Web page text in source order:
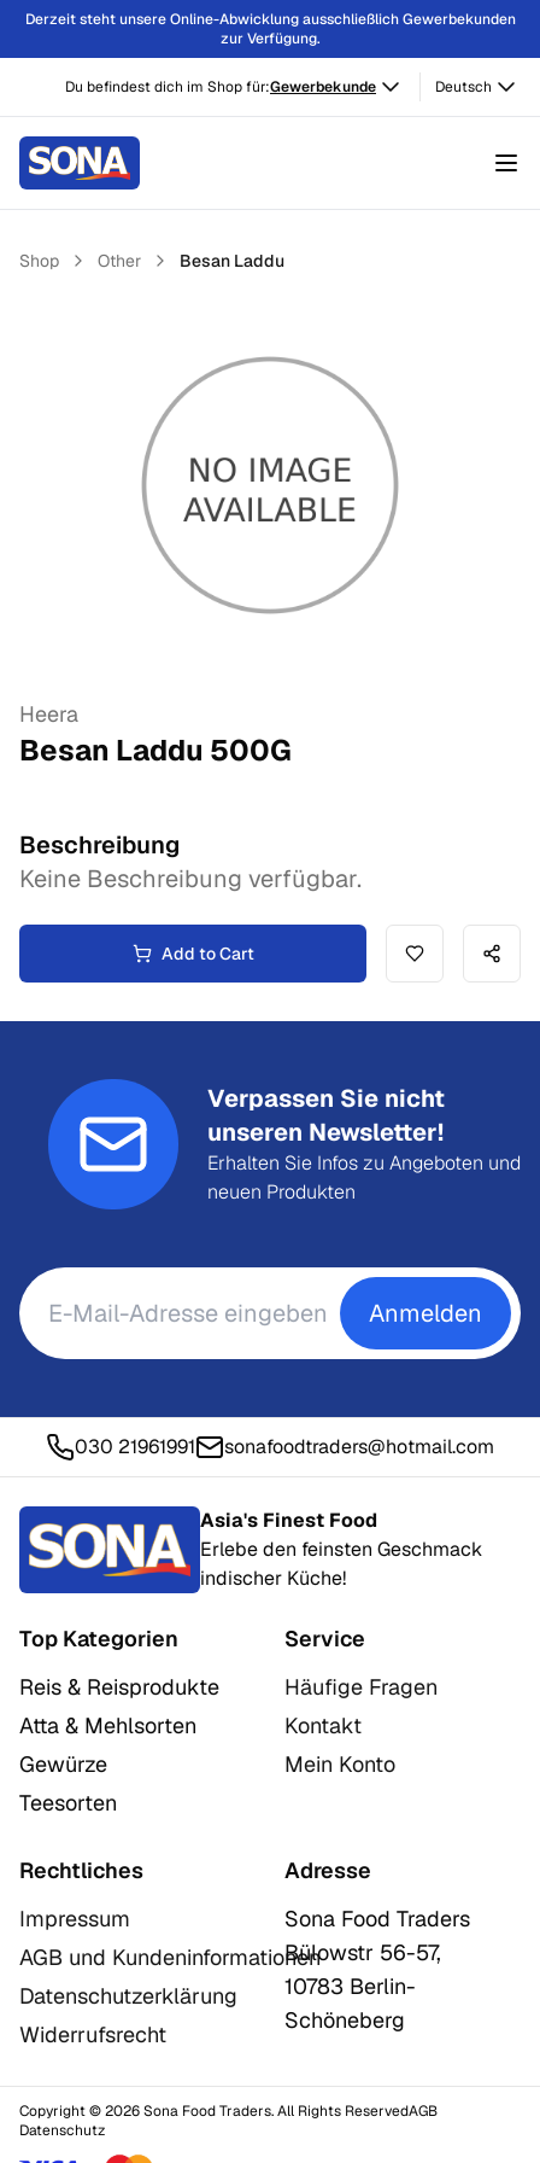
Derzeit steht unsere Online-Abwicklung ausschließlich Gewerbekunden
zur Verfügung.
Du befindest dich im Shop für:Gewerbekunde Deutsch
Shop Other Besan Laddu
Heera
Besan Laddu 500G
Beschreibung
Keine Beschreibung verfügbar.
Add to Cart
Verpassen Sie nicht
unseren Newsletter!
Erhalten Sie Infos zu Angeboten und
neuen Produkten
Anmelden
030 21961991 sonafoodtraders@hotmail.com
Asia's Finest Food
Erlebe den feinsten Geschmack
indischer Küche!
Top Kategorien
Reis & Reisprodukte
Atta & Mehlsorten
Gewürze
Teesorten
Service
Häufige Fragen
Kontakt
Mein Konto
Rechtliches
Impressum
AGB und Kundeninformationen
Datenschutzerklärung
Widerrufsrecht
Adresse
Sona Food Traders
Bülowstr 56-57,
10783 Berlin-
Schöneberg
Copyright © 2026 Sona Food Traders. All Rights ReservedAGB
Datenschutz